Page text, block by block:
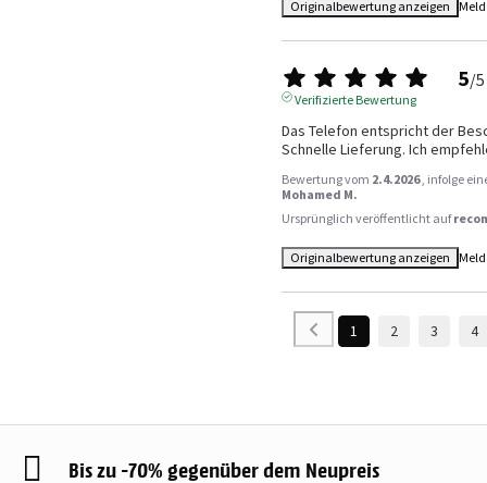
Originalbewertung anzeigen
5/5
Verifizierte Bewertung
Das Telefon entspricht der
Schnelle Lieferung. Ich
Bewertung vom 2.4.2026 , infolge
Mohamed M.
Ursprünglich veröffentlicht auf
Originalbewertung anzeigen
1 2 3 4
Bis zu -70% gegenüber dem Neupreis